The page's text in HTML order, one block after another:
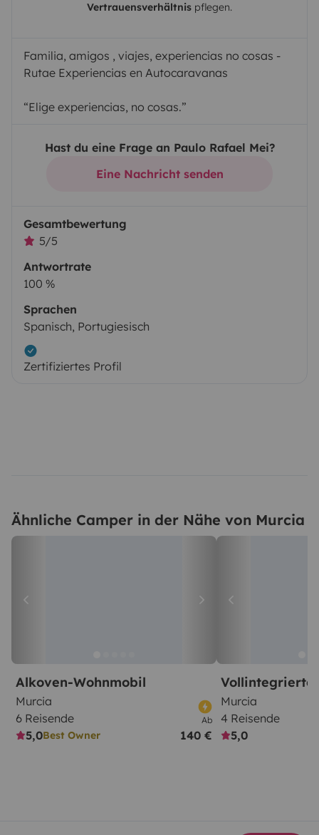
Vertrauensverhältnis pflegen.
Familia, amigos , viajes, experiencias no cosas -
Rutae Experiencias en Autocaravanas
“Elige experiencias, no cosas.”
Hast du eine Frage an Paulo Rafael Mei?
Eine Nachricht senden
Gesamtbewertung
5/5
Antwortrate
100 %
Sprachen
Spanisch, Portugiesisch
Zertifiziertes Profil
Ähnliche Camper in der Nähe von Murcia
Alkoven-Wohnmobil
Murcia
6 Reisende
5,0Best Owner
Ab
140 €
Murcia
4 Reisende
5,0